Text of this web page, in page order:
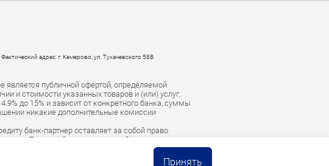
Фактический адрес: г. Кемерово, ул. Тухачевского 58В
является публичной офертой, определяемой
и стоимости указанных товаров и (или) услуг,
до 15% и зависит от конкретного банка, суммы
никакие дополнительные комиссии
банк-партнер оставляет за собой право
При несоблюдении условий погашения
агентство для взыскания задолженности.
Принять